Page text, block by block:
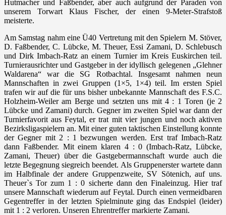
Hutmacher und Faßbender, aber auch aufgrund der Paraden von
unserem Torwart Klaus Fischer, der einen 9-Meter-Strafstoß
meisterte.
Am Samstag nahm eine Ü40 Vertretung mit den Spielern M. Stöver,
D. Faßbender, C. Lübcke, M. Theuer, Essi Zamani, D. Schlebusch
und Dirk Imbach-Ratz an einem Turnier im Kreis Euskirchen teil.
Turnierausrichter und Gastgeber in der idyllisch gelegenen „Glehner
Waldarena“ war die SG Rotbachtal. Insgesamt nahmen neun
Mannschaften in zwei Gruppen (1×5, 1×4) teil. Im ersten Spiel
trafen wir auf die für uns bisher unbekannte Mannschaft des F.S.C.
Holzheim-Weiler am Berge und setzten uns mit 4 : 1 Toren (je 2
Lübcke und Zamani) durch. Gegner im zweiten Spiel war dann der
Turnierfavorit aus Feytal, er trat mit vier jungen und noch aktiven
Bezirksligaspielern an. Mit einer guten taktischen Einstellung konnte
der Gegner mit 2 : 1 bezwungen werden. Erst traf Imbach-Ratz
dann Faßbender. Mit einem klaren 4 : 0 (Imbach-Ratz, Lübcke,
Zamani, Theuer) über die Gastgebermannschaft wurde auch die
letzte Begegnung siegreich beendet. Als Gruppenerster wartete dann
im Halbfinale der andere Gruppenzweite, SV Sötenich, auf uns.
Theuer`s Tor zum 1 : 0 sicherte dann den Finaleinzug. Hier traf
unsere Mannschaft wiederum auf Feytal. Durch einen vermeidbaren
Gegentreffer in der letzten Spielminute ging das Endspiel (leider)
mit 1 : 2 verloren. Unseren Ehrentreffer markierte Zamani.